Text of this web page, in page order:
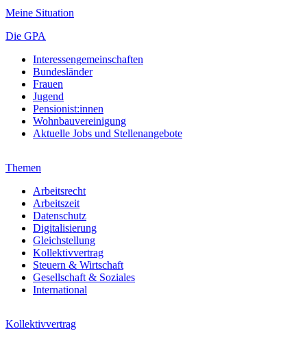
Meine Situation
Die GPA
Interessengemeinschaften
Bundesländer
Frauen
Jugend
Pensionist:innen
Wohnbauvereinigung
Aktuelle Jobs und Stellenangebote
Themen
Arbeitsrecht
Arbeitszeit
Datenschutz
Digitalisierung
Gleichstellung
Kollektivvertrag
Steuern & Wirtschaft
Gesellschaft & Soziales
International
Kollektivvertrag